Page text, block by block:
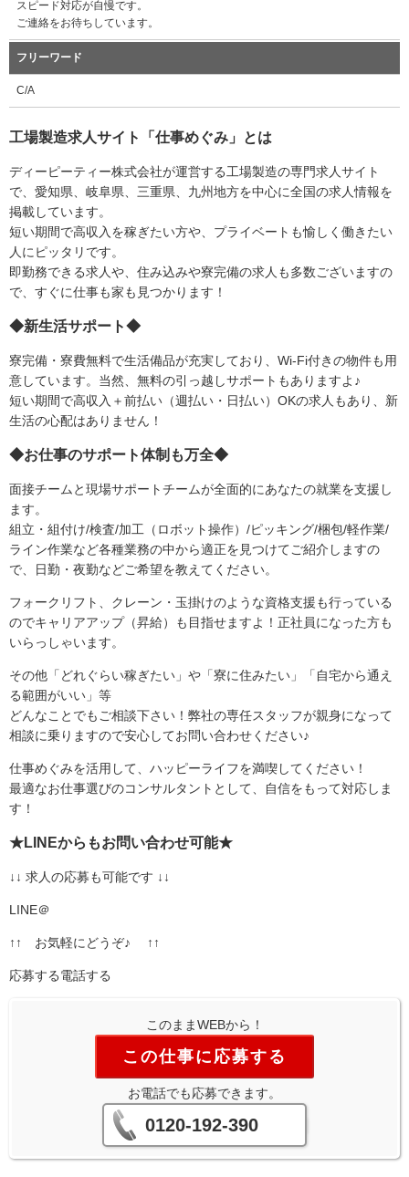
スピード対応が自慢です。
ご連絡をお待ちしています。
フリーワード
C/A
工場製造求人サイト「仕事めぐみ」とは
ディーピーティー株式会社が運営する工場製造の専門求人サイト
で、愛知県、岐阜県、三重県、九州地方を中心に全国の求人情報を
掲載しています。
短い期間で高収入を稼ぎたい方や、プライベートも愉しく働きたい
人にピッタリです。
即勤務できる求人や、住み込みや寮完備の求人も多数ございますの
で、すぐに仕事も家も見つかります！
◆新生活サポート◆
寮完備・寮費無料で生活備品が充実しており、Wi-Fi付きの物件も用
意しています。当然、無料の引っ越しサポートもありますよ♪
短い期間で高収入＋前払い（週払い・日払い）OKの求人もあり、新
生活の心配はありません！
◆お仕事のサポート体制も万全◆
面接チームと現場サポートチームが全面的にあなたの就業を支援し
ます。
組立・組付け/検査/加工（ロボット操作）/ピッキング/梱包/軽作業/
ライン作業など各種業務の中から適正を見つけてご紹介しますの
で、日勤・夜勤などご希望を教えてください。
フォークリフト、クレーン・玉掛けのような資格支援も行っている
のでキャリアアップ（昇給）も目指せますよ！正社員になった方も
いらっしゃいます。
その他「どれぐらい稼ぎたい」や「寮に住みたい」「自宅から通え
る範囲がいい」等
どんなことでもご相談下さい！弊社の専任スタッフが親身になって
相談に乗りますので安心してお問い合わせください♪
仕事めぐみを活用して、ハッピーライフを満喫してください！
最適なお仕事選びのコンサルタントとして、自信をもって対応しま
す！
★LINEからもお問い合わせ可能★
↓↓ 求人の応募も可能です ↓↓
LINE＠
↑↑ お気軽にどうぞ♪ ↑↑
応募する電話する
このままWEBから！
この仕事に応募する
お電話でも応募できます。
0120-192-390